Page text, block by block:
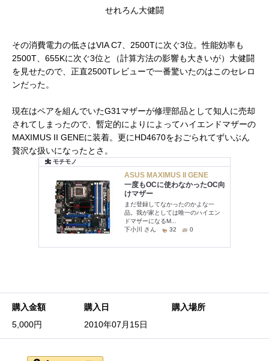
せれろん大健闘
その消費電力の低さはVIA C7、2500Tに次ぐ3位。性能効率も
2500T、655Kに次ぐ3位と（計算方法の影響も大きいが）大健闘
を見せたので、正直2500Tレビューで一番驚いたのはこのセレロ
ンだった。
現在はペアを組んでいたG31マザーが修理部品として知人に売却
されてしまったので、暫定的によりによってハイエンドマザーの
MAXIMUS II GENEに装着。更にHD4670をおごられてずいぶん
贅沢な扱いになったとさ。
購入金額
5,000円
購入日
2010年07月15日
購入場所